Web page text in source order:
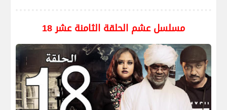
مسلسل عشم الحلقة الثامنة عشر 18